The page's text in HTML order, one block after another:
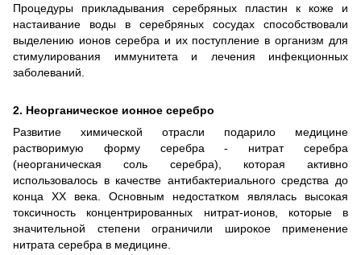
Процедуры прикладывания серебряных пластин к коже и
настаивание воды в серебряных сосудах способствовали
выделению ионов серебра и их поступление в организм для
стимулирования иммунитета и лечения инфекционных
заболеваний.
2. Неорганическое ионное серебро
Развитие химической отрасли подарило медицине
растворимую форму серебра - нитрат серебра
(неорганическая соль серебра), которая активно
использовалось в качестве антибактериального средства до
конца XX века. Основным недостатком являлась высокая
токсичность концентрированных нитрат-ионов, которые в
значительной степени ограничили широкое применение
нитрата серебра в медицине.